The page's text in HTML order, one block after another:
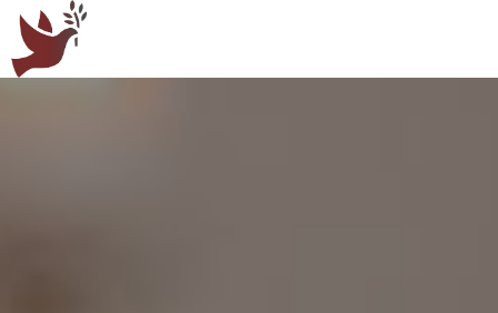
Panneau de gestion des cookies